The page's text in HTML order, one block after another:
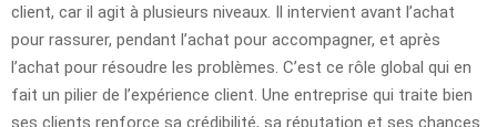
client, car il agit à plusieurs niveaux. Il intervient avant l’achat
pour rassurer, pendant l’achat pour accompagner, et après
l’achat pour résoudre les problèmes. C’est ce rôle global qui en
fait un pilier de l’expérience client. Une entreprise qui traite bien
ses clients renforce sa crédibilité, sa réputation et ses chances